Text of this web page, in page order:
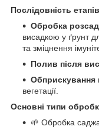
Послідовність
Обробка
висадкою у ґрунт
та зміцнення
Полив після
Обприскування
вегетації.
Основні типи
🌱 Обробка